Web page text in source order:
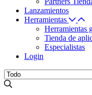
Lanzamientos
Herramientas
Herramientas
Tienda de
Especialistas
Login